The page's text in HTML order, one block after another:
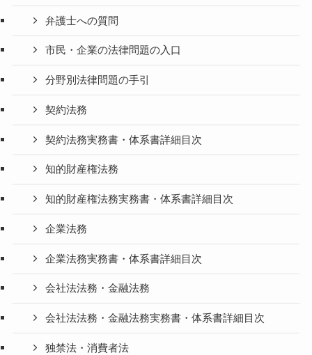
弁護士への質問
市民・企業の法律問題の入口
分野別法律問題の手引
契約法務
契約法務実務書・体系書詳細目次
知的財産権法務
知的財産権法務実務書・体系書詳細目次
企業法務
企業法務実務書・体系書詳細目次
会社法法務・金融法務
会社法法務・金融法務実務書・体系書詳細目次
独禁法・消費者法